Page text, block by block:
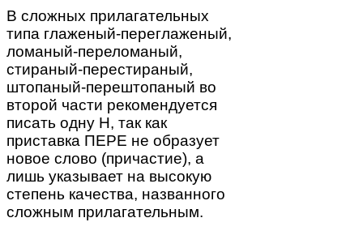
В сложных прилагательных
типа глаженый-переглаженый,
ломаный-переломаный,
стираный-перестираный,
штопаный-перештопаный во
второй части рекомендуется
писать одну Н, так как
приставка ПЕРЕ не образует
новое слово (причастие), а
лишь указывает на высокую
степень качества, названного
сложным прилагательным.